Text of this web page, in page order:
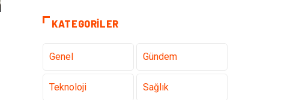
KATEGORILER
Genel Gündem
Teknoloji Sağlık